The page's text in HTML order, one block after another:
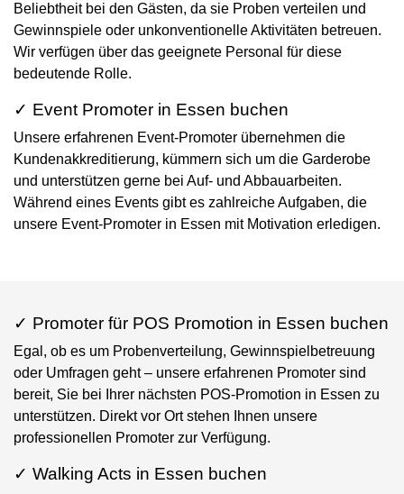
Beliebtheit bei den Gästen, da sie Proben verteilen und
Gewinnspiele oder unkonventionelle Aktivitäten betreuen.
Wir verfügen über das geeignete Personal für diese
bedeutende Rolle.
✓ Event Promoter in Essen buchen
Unsere erfahrenen Event-Promoter übernehmen die
Kundenakkreditierung, kümmern sich um die Garderobe
und unterstützen gerne bei Auf- und Abbauarbeiten.
Während eines Events gibt es zahlreiche Aufgaben, die
unsere Event-Promoter in Essen mit Motivation erledigen.
✓ Promoter für POS Promotion in Essen buchen
Egal, ob es um Probenverteilung, Gewinnspielbetreuung
oder Umfragen geht – unsere erfahrenen Promoter sind
bereit, Sie bei Ihrer nächsten POS-Promotion in Essen zu
unterstützen. Direkt vor Ort stehen Ihnen unsere
professionellen Promoter zur Verfügung.
✓ Walking Acts in Essen buchen